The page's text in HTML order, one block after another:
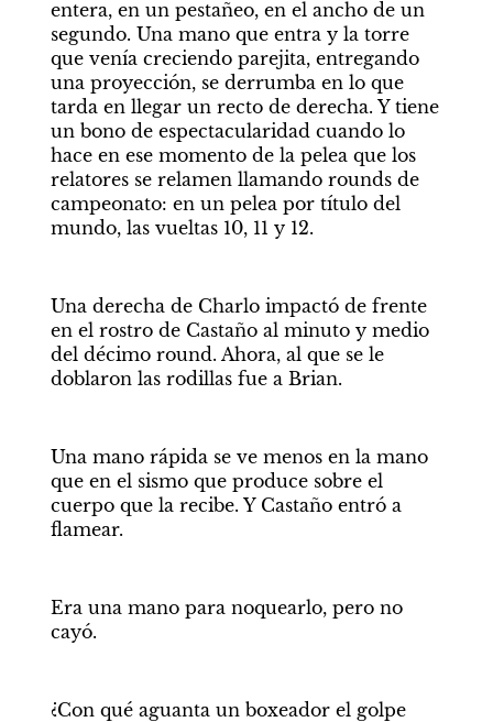
entera, en un pestañeo, en el ancho de un
segundo. Una mano que entra y la torre
que venía creciendo parejita, entregando
una proyección, se derrumba en lo que
tarda en llegar un recto de derecha. Y tiene
un bono de espectacularidad cuando lo
hace en ese momento de la pelea que los
relatores se relamen llamando rounds de
campeonato: en un pelea por título del
mundo, las vueltas 10, 11 y 12.
Una derecha de Charlo impactó de frente
en el rostro de Castaño al minuto y medio
del décimo round. Ahora, al que se le
doblaron las rodillas fue a Brian.
Una mano rápida se ve menos en la mano
que en el sismo que produce sobre el
cuerpo que la recibe. Y Castaño entró a
flamear.
Era una mano para noquearlo, pero no
cayó.
¿Con qué aguanta un boxeador el golpe